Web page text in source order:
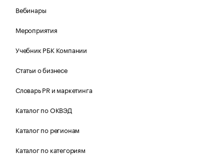
Вебинары
Мероприятия
Учебник РБК Компании
Статьи о бизнесе
Словарь PR и маркетинга
Каталог по ОКВЭД
Каталог по регионам
Каталог по категориям